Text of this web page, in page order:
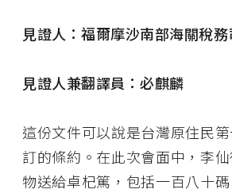
見證人：福爾摩沙南部海關稅
見證人兼翻譯員：必麒麟
這份文件可以說是台灣原住民
訂的條約。在此次會面中，李
物送給卓杞篤，包括一百八十